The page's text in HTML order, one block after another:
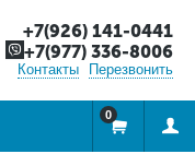
+7(926) 141-0441
+7(977) 336-8006
Контакты Перезвонить
0